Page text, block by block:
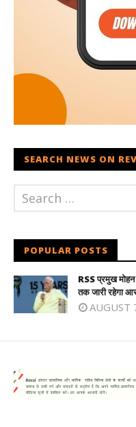
SEARCH NEWS ON
POPULAR POSTS
RSS प्रमुख
तक जारी रहेगा
AUGUST